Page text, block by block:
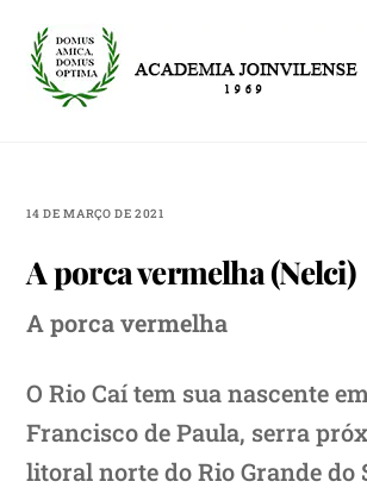
content
14 DE MARÇO DE 2021
A porca vermelha (Nelci)
A porca vermelha
O Rio Caí tem sua nascente
Francisco de Paula, serra
litoral norte do Rio Grande do